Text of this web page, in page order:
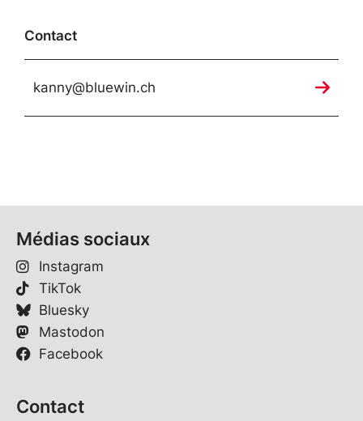
Contact
kanny@bluewin.ch
Médias sociaux
Instagram
TikTok
Bluesky
Mastodon
Facebook
Contact